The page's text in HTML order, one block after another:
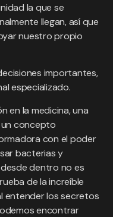
la que se
llegan, así que
nuestro propio
importantes,
especializado.
en la medicina, una
concepto
con el poder
bacterias y
dentro no es
de la increíble
entender los secretos
encontrar